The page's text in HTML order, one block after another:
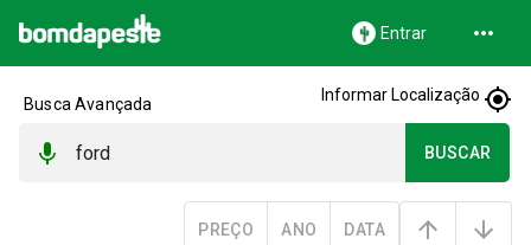
Entrar
Busca Avançada Informar Localização
BUSCAR
PREÇO ANO DATA